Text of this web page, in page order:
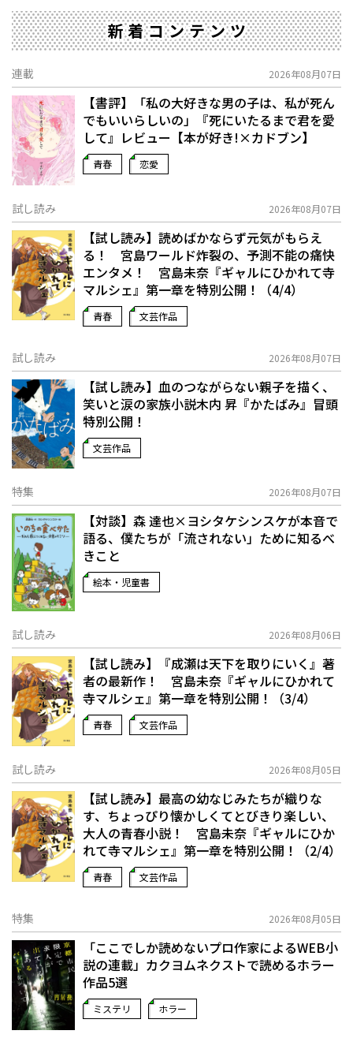
新着コンテンツ
連載 2026年08月07日
【書評】「私の大好きな男の子は、私が死ん
でもいいらしいの」――『死にいたるまで君を愛
して』レビュー【本が好き!×カドブン】
青春 恋愛
試し読み 2026年08月07日
【試し読み】読めばかならず元気がもらえ
る！ 宮島ワールド炸裂の、予測不能の痛快
エンタメ！ 宮島未奈『ギャルにひかれて寺
マルシェ』第一章を特別公開！（4/4）
青春 文芸作品
試し読み 2026年08月07日
【試し読み】血のつながらない親子を描く、
笑いと涙の家族小説――木内 昇『かたばみ』冒頭
特別公開！
文芸作品
特集 2026年08月07日
【対談】森 達也×ヨシタケシンスケが本音で
語る、僕たちが「流されない」ために知るべ
きこと
絵本・児童書
試し読み 2026年08月06日
【試し読み】『成瀬は天下を取りにいく』著
者の最新作！ 宮島未奈『ギャルにひかれて
寺マルシェ』第一章を特別公開！（3/4）
青春 文芸作品
試し読み 2026年08月05日
【試し読み】最高の幼なじみたちが織りな
す、ちょっぴり懐かしくてとびきり楽しい、
大人の青春小説！ 宮島未奈『ギャルにひか
れて寺マルシェ』第一章を特別公開！（2/4）
青春 文芸作品
特集 2026年08月05日
「ここでしか読めないプロ作家によるWEB小
説の連載」――カクヨムネクストで読めるホラー
作品5選
ミステリ ホラー